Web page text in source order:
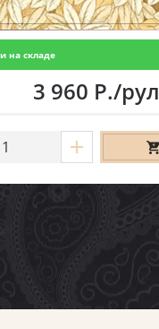
на складе
3 960 Р./рул